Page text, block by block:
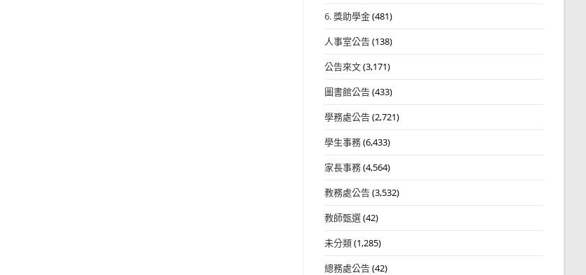
6. 獎助學金(481)
人事室公告(138)
公告來文(3,171)
圖書館公告(433)
學務處公告(2,721)
學生事務(6,433)
家長事務(4,564)
教務處公告(3,532)
教師甄選(42)
未分類(1,285)
總務處公告(42)